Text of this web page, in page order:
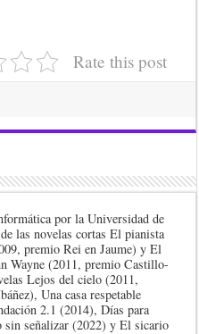
Rate this post
por la Universidad de
las novelas cortas El pianista
premio Rei en Jaume) y El
Wayne (2011, premio Castillo-
Lejos del cielo (2011,
Una casa respetable
2.1 (2014), Días para
señalizar (2022) y El sicario